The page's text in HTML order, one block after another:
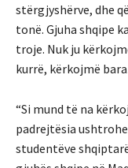
stërgjyshërve, dhe
tonë. Gjuha shqipe
troje. Nuk ju
kurrë, kërkojmë
“Si mund të na
padrejtësia
studentëve